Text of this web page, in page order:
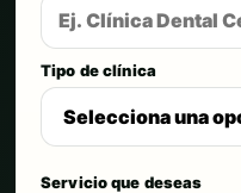
Tipo de clínica
Servicio que deseas